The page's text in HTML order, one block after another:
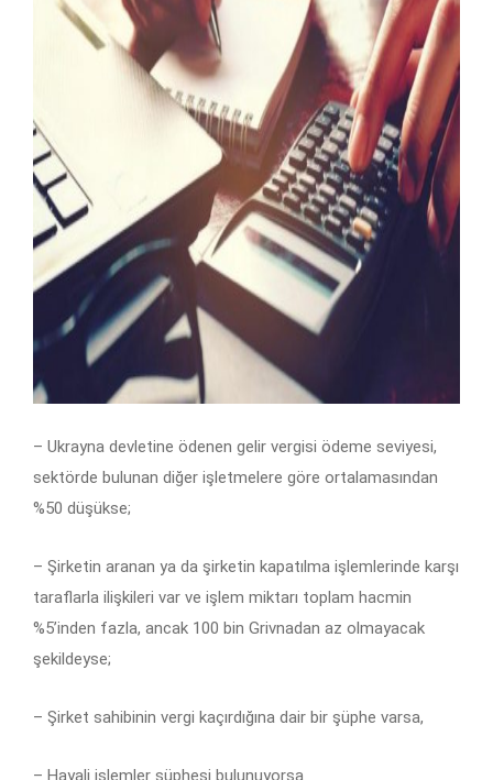
– Ukrayna devletine ödenen gelir vergisi ödeme seviyesi,
sektörde bulunan diğer işletmelere göre ortalamasından
%50 düşükse;
– Şirketin aranan ya da şirketin kapatılma işlemlerinde karşı
taraflarla ilişkileri var ve işlem miktarı toplam hacmin
%5’inden fazla, ancak 100 bin Grivnadan az olmayacak
şekildeyse;
– Şirket sahibinin vergi kaçırdığına dair bir şüphe varsa,
– Hayali işlemler şüphesi bulunuyorsa